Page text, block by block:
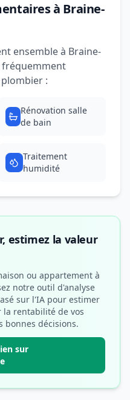
à Braine-
ensemble à Braine-
fréquemment
:
Rénovation salle
de bain
Traitement
humidité
estimez la valeur
ou appartement à
notre outil d'analyse
sur l'IA pour estimer
la rentabilité de vos
bonnes décisions.
sur